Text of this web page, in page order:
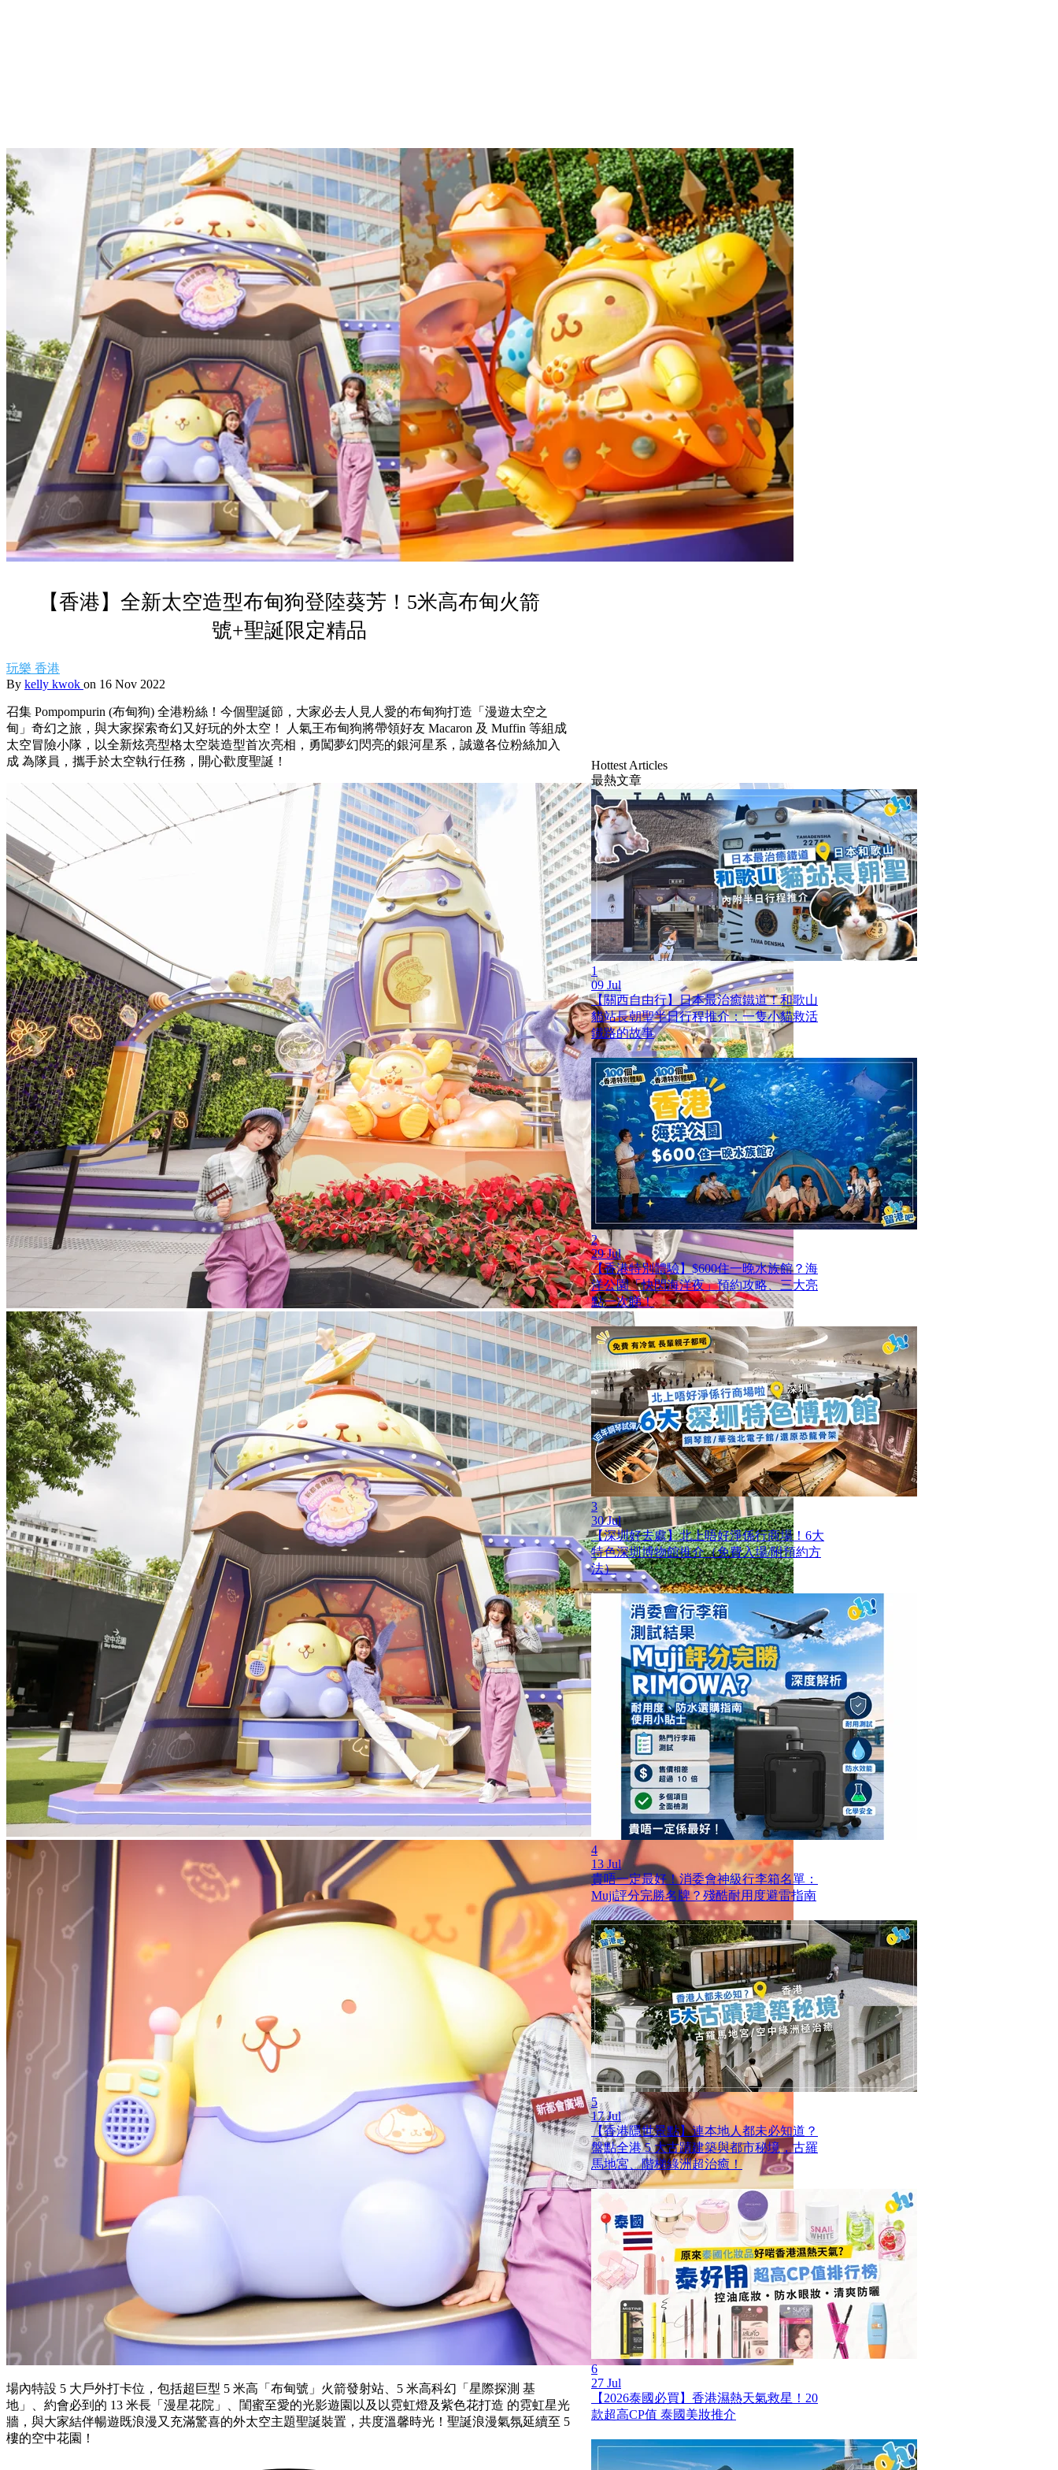
【香港】全新太空造型布甸狗登陸葵芳！5米高布甸火箭
號+聖誕限定精品
玩樂 香港
By kelly kwok on 16 Nov 2022
召集 Pompompurin (布甸狗) 全港粉絲！今個聖誕節，大家必去人見人愛的布甸狗打造「漫遊太空之
甸」奇幻之旅，與大家探索奇幻又好玩的外太空！ 人氣王布甸狗將帶領好友 Macaron 及 Muffin 等組成
太空冒險小隊，以全新炫亮型格太空裝造型首次亮相，勇闖夢幻閃亮的銀河星系，誠邀各位粉絲加入
成 為隊員，攜手於太空執行任務，開心歡度聖誕！
場內特設 5 大戶外打卡位，包括超巨型 5 米高「布甸號」火箭發射站、5 米高科幻「星際探測 基
地」、約會必到的 13 米長「漫星花院」、閨蜜至愛的光影遊園以及以霓虹燈及紫色花打造 的霓虹星光
牆，與大家結伴暢遊既浪漫又充滿驚喜的外太空主題聖誕裝置，共度溫馨時光！聖誕浪漫氣氛延續至 5
樓的空中花園！
Hottest Articles
最熱文章
1
09 Jul
【關西自由行】日本最治癒鐵道！和歌山
貓站長朝聖半日行程推介：一隻小貓救活
鐵路的故事
2
29 Jul
【香港特別體驗】$600住一晚水族館？海
洋公園「快閃海洋夜」預約攻略、三大亮
點一次睇！
3
30 Jul
【深圳好去處】北上唔好淨係行商場！6大
特色深圳博物館推介（免費入場/附預約方
法）
4
13 Jul
貴唔一定最好！消委會神級行李箱名單：
Muji評分完勝名牌？殘酷耐用度避雷指南
5
17 Jul
【香港隱世景點】連本地人都未必知道？
盤點全港 5 大古蹟建築與都市秘境，古羅
馬地宮、階梯綠洲超治癒！
6
27 Jul
【2026泰國必買】香港濕熱天氣救星！20
款超高CP值 泰國美妝推介